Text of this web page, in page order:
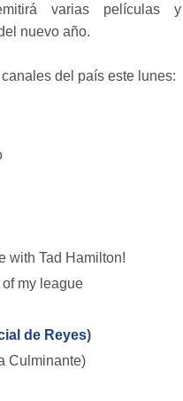
varias películas
nuevo año.
del país este lunes:
with Tad Hamilton!
my league
de Reyes)
Culminante)